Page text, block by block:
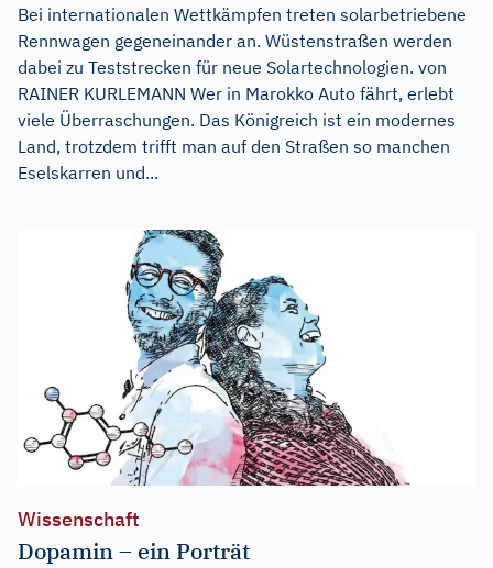
Bei internationalen Wettkämpfen treten solarbetriebene
Rennwagen gegeneinander an. Wüstenstraßen werden
dabei zu Teststrecken für neue Solartechnologien. von
RAINER KURLEMANN Wer in Marokko Auto fährt, erlebt
viele Überraschungen. Das Königreich ist ein modernes
Land, trotzdem trifft man auf den Straßen so manchen
Eselskarren und...
Wissenschaft
Dopamin – ein Porträt